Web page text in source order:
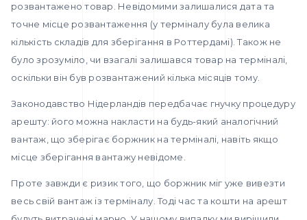
розвантажено товар. Невідомими залишалися дата та
точне місце розвантаження (у терміналу була велика
кількість складів для зберігання в Роттердамі). Також не
було зрозуміло, чи взагалі залишався товар на терміналі,
оскільки він був розвантажений кілька місяців тому.
Законодавство Нідерландів передбачає гнучку процедуру
арешту: його можна накласти на будь-який аналогічний
вантаж, що зберігає боржник на терміналі, навіть якщо
місце зберігання вантажу невідоме.
Проте завжди є ризик того, що боржник міг уже вивезти
весь свій вантаж із терміналу. Тоді час та кошти на арешт